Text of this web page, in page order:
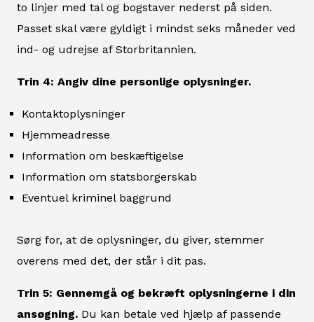
to linjer med tal og bogstaver nederst på siden.
Passet skal være gyldigt i mindst seks måneder ved
ind- og udrejse af Storbritannien.
Trin 4: Angiv dine personlige oplysninger.
Kontaktoplysninger
Hjemmeadresse
Information om beskæftigelse
Information om statsborgerskab
Eventuel kriminel baggrund
Sørg for, at de oplysninger, du giver, stemmer
overens med det, der står i dit pas.
Trin 5: Gennemgå og bekræft oplysningerne i din
ansøgning. Du kan betale ved hjælp af passende